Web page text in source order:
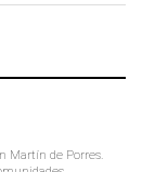
Martín de Porres.